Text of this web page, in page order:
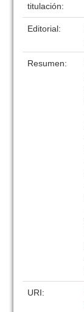
titulación:
Editorial:
Resumen:
URI: